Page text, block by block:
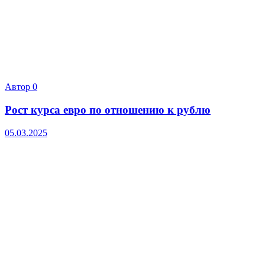
Автор 0
Рост курса евро по отношению к рублю
05.03.2025